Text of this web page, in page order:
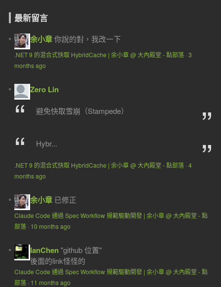
最新留言
余小章你說的對，我改一下
.NET 9 的混合式快取 HybridCache | 余小章 @ 大內殿堂 - 點部落· 3
months ago
Zero Lin
避免快取雪崩（Stampede）
Hybr...
.NET 9 的混合式快取 HybridCache | 余小章 @ 大內殿堂 - 點部落· 4
months ago
余小章 已修正
Claude Code 通過 Spec Workflow 規範驅動開發 | 余小章 @ 大內殿堂 - 點
部落· 10 months ago
IanChen"github 位置"
後面的link怪怪的
Claude Code 通過 Spec Workflow 規範驅動開發 | 余小章 @ 大內殿堂 - 點
部落· 11 months ago